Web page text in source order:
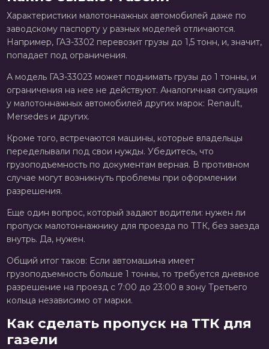
Характеристики малотоннажных автомобилей даже по
заводскому паспорту у разных моделей отличаются.
Например, ГАЗ-3302 перевозит грузы до 1,5 тонн, и, значит,
попадает под ограничения.
А модель ГАЗ-33023 может поднимать грузы до 1 тонны, и
ограничения на нее не действуют. Аналогичная ситуация
у малотоннажных автомобилей других марок: Renault,
Mersedes и других.
Кроме того, встречаются машины, которые владельцы
переделывали под свои нужды. Убедитесь, что
грузоподъемность по документам верная. В противном
случае могут возникнуть проблемы при оформлении
разрешения.
Еще один вопрос, который задают водители: нужен ли
пропуск малотоннажнику для проезда по ТТК, без заезда
внутрь. Да, нужен.
Общий итог таков: Если автомашина имеет
грузоподъемность больше 1 тонны, то требуется дневное
разрешение на проезд с 7:00 до 23:00 в зону Третьего
кольца независимо от марки.
Как сделать пропуск на ТТК для
газели